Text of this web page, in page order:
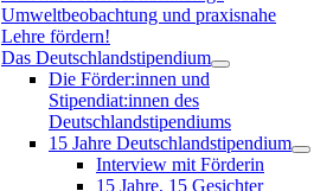
Umweltbeobachtung und praxisnahe
Lehre fördern!
Das Deutschlandstipendium
Die Förder:innen und
Stipendiat:innen des
Deutschlandstipendiums
15 Jahre Deutschlandstipendium
Interview mit Förderin
15 Jahre, 15 Gesichter